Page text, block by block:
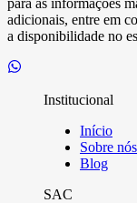
adicionais, entre em
a disponibilidade no
Institucional
Início
Sobre nós
Blog
SAC